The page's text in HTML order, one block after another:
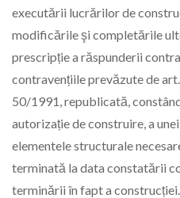
executării lucrărilor de
modificările şi completările
prescripție a răspunderii
contravențiile prevăzute de
50/1991, republicată,
autorizație de construire, a
elementele structurale
terminată la data constatării
terminării în fapt a construcției.